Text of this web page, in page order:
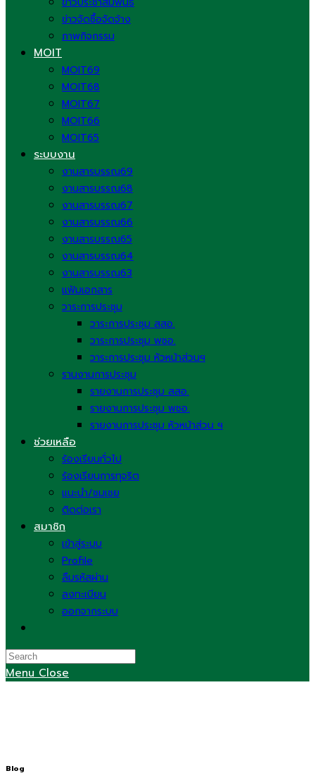
ข่าวจัดซื้อจัดจ้าง
ภาพกิจกรรม
MOIT
MOIT69
MOIT68
MOIT67
MOIT66
MOIT65
ระบบงาน
งานสารบรรณ69
งานสารบรรณ68
งานสารบรรณ67
งานสารบรรณ66
งานสารบรรณ65
งานสารบรรณ64
งานสารบรรณ63
แฟ้มเอกสาร
วาระการประชุม
วาระการประชุม สสอ.
วาระการประชุม พชอ.
วาระการประชุม หัวหน้าส่วนฯ
รานงานการประชุม
รายงานการประชุม สสอ.
รายงานการประชุม พชอ.
รายงานการประชุม หัวหน้าส่วน ฯ
ช่วยเหลือ
ร้องเรียนทั่วไป
ร้องเรียนการทุจริต
แนะนำ/ชมเชย
ติดต่อเรา
สมาชิก
เข้าสู่ระบบ
Profile
ลืมรหัสผ่าน
ลงทะเบียน
ออกจากระบบ
search
Menu Close
Blog